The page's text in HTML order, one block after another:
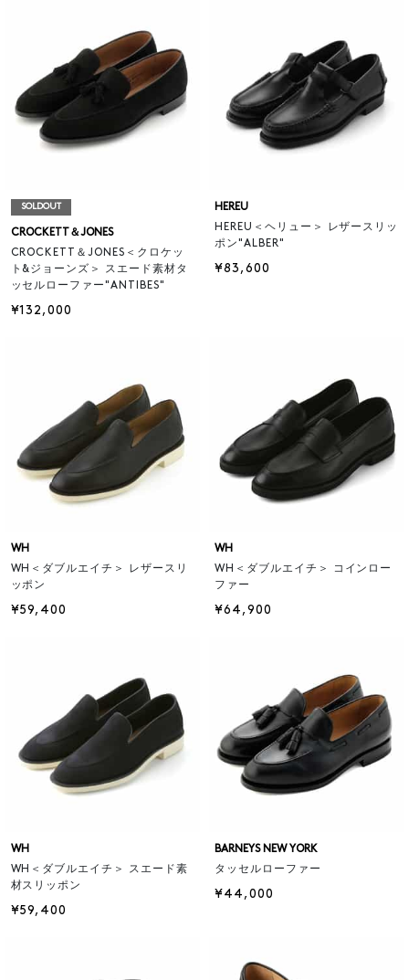
SOLDOUT
CROCKETT＆JONES
CROCKETT＆JONES＜クロケッ
ト&ジョーンズ＞ スエード素材タ
ッセルローファー"ANTIBES"
¥132,000
HEREU
HEREU＜ヘリュー＞ レザースリッ
ポン"ALBER"
¥83,600
WH
WH＜ダブルエイチ＞ レザースリ
ッポン
¥59,400
WH
WH＜ダブルエイチ＞ コインロー
ファー
¥64,900
WH
WH＜ダブルエイチ＞ スエード素
材スリッポン
¥59,400
BARNEYS NEW YORK
タッセルローファー
¥44,000